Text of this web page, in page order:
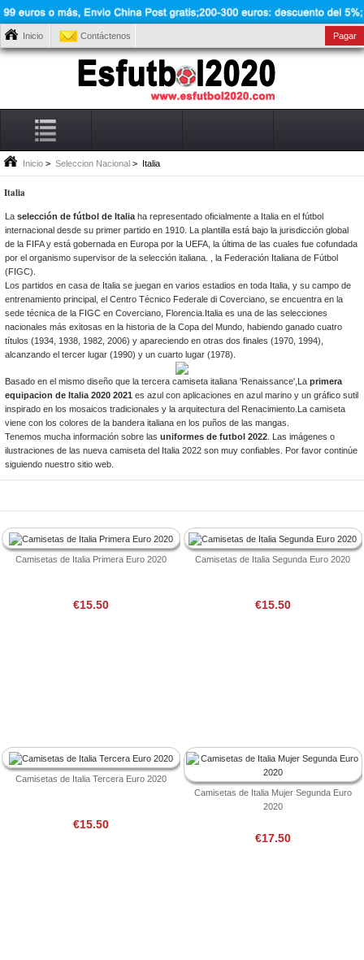
Inicio Contáctenos Pagar
Inicio > Seleccion Nacional > Italia
Italia
La selección de fútbol de Italiaha representado oficialmente a Italia en el fútbol
internacional desde su primer partido en 1910. La plantilla está bajo la jurisdicción global
de la FIFA y está gobernada en Europa por la UEFA, la última de las cuales fue cofundada
por el organismo supervisor de la selección italiana. , la Federación Italiana de Fútbol
(FIGC).
Los partidos en casa de Italia se juegan en varios estadios en toda Italia, y su campo de
entrenamiento principal, el Centro Técnico Federale di Coverciano, se encuentra en la
sede técnica de la FIGC en Coverciano, Florencia.Italia es una de las selecciones
nacionales más exitosas en la historia de la Copa del Mundo, habiendo ganado cuatro
títulos (1934, 1938, 1982, 2006) y apareciendo en otras dos finales (1970, 1994),
alcanzando el tercer lugar (1990) y un cuarto lugar (1978).
Basado en el mismo diseño que la tercera camiseta italiana 'Renaissance',La primera
equipacion de Italia 2020 2021 es azul con aplicaciones en azul marino y un gráfico sutil
inspirado en los mosaicos tradicionales y la arquitectura del Renacimiento.La camiseta
viene con los colores de la bandera italiana en los puños de las mangas.
Tenemos mucha información sobre las uniformes de futbol 2022. Las imágenes o
ilustraciones de las nueva camiseta del Italia 2022 son muy confiables. Por favor continúe
siguiendo nuestro sitio web.
Camisetas de Italia Primera Euro 2020
€15.50
Camisetas de Italia Segunda Euro 2020
€15.50
Camisetas de Italia Tercera Euro 2020
€15.50
Camisetas de Italia Mujer Segunda Euro
2020
€17.50